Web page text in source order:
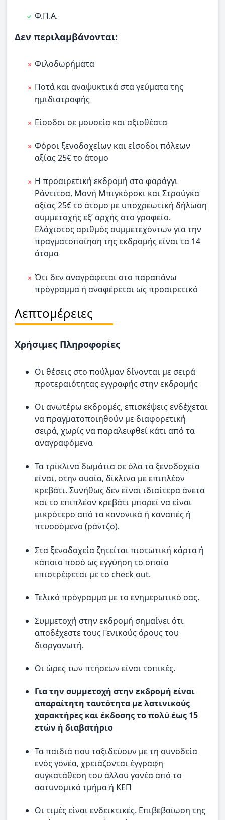
Φ.Π.Α.
Δεν περιλαμβάνονται:
Φιλοδωρήματα
Ποτά και αναψυκτικά στα γεύματα της
ημιδιατροφής
Είσοδοι σε μουσεία και αξιοθέατα
Φόροι ξενοδοχείων και είσοδοι πόλεων
αξίας 25€ το άτομο
Η προαιρετική εκδρομή στο φαράγγι
Ράντιτσα, Μονή Μπιγκόρσκι και Στρούγκα
αξίας 25€ το άτομο με υποχρεωτική δήλωση
συμμετοχής εξ’ αρχής στο γραφείο.
Ελάχιστος αριθμός συμμετεχόντων για την
πραγματοποίηση της εκδρομής είναι τα 14
άτομα
Ότι δεν αναγράφεται στο παραπάνω
πρόγραμμα ή αναφέρεται ως προαιρετικό
Λεπτομέρειες
Χρήσιμες Πληροφορίες
Οι θέσεις στο πούλμαν δίνονται με σειρά
προτεραιότητας εγγραφής στην εκδρομής
Οι ανωτέρω εκδρομές, επισκέψεις ενδέχεται
να πραγματοποιηθούν με διαφορετική
σειρά, χωρίς να παραλειφθεί κάτι από τα
αναγραφόμενα
Τα τρίκλινα δωμάτια σε όλα τα ξενοδοχεία
είναι, στην ουσία, δίκλινα με επιπλέον
κρεβάτι. Συνήθως δεν είναι ιδιαίτερα άνετα
και το επιπλέον κρεβάτι μπορεί να είναι
μικρότερο από τα κανονικά ή καναπές ή
πτυσσόμενο (ράντζο).
Στα ξενοδοχεία ζητείται πιστωτική κάρτα ή
κάποιο ποσό ως εγγύηση το οποίο
επιστρέφεται με το check out.
Τελικό πρόγραμμα με το ενημερωτικό σας.
Συμμετοχή στην εκδρομή σημαίνει ότι
αποδέχεστε τους Γενικούς όρους του
διοργανωτή.
Οι ώρες των πτήσεων είναι τοπικές.
Για την συμμετοχή στην εκδρομή είναι
απαραίτητη ταυτότητα με λατινικούς
χαρακτήρες και έκδοσης το πολύ έως 15
ετών ή διαβατήριο
Τα παιδιά που ταξιδεύουν με τη συνοδεία
ενός γονέα, χρειάζονται έγγραφη
συγκατάθεση του άλλου γονέα από το
αστυνομικό τμήμα ή ΚΕΠ
Οι τιμές είναι ενδεικτικές. Επιβεβαίωση της